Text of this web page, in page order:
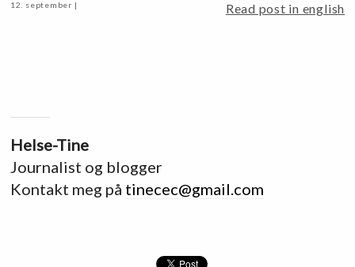
12. september | Read post in english
Helse-Tine
Journalist og blogger
Kontakt meg på tinecec@gmail.com